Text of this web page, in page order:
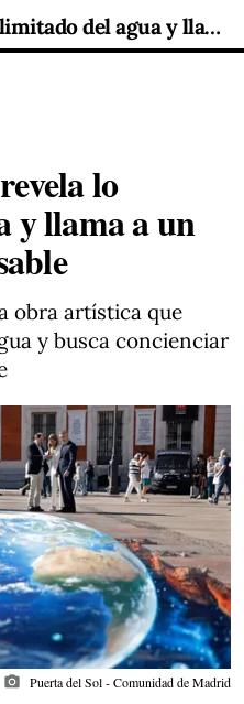
Una obra en Sol revela lo limitado del agua y llama a un consumo responsable
lo
y llama a un
obra artística que
y busca concienciar
photo_camera Puerta del Sol - Comunidad de Madrid